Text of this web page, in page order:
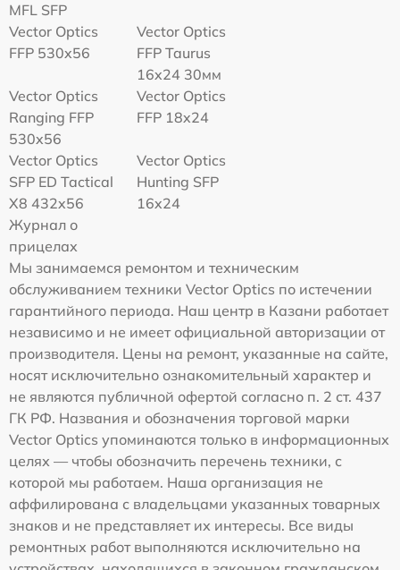
MFL SFP
Vector Optics
FFP 530x56
Vector Optics
FFP Taurus
16x24 30мм
Vector Optics
Ranging FFP
530x56
Vector Optics
FFP 18x24
Vector Optics
SFP ED Tactical
X8 432x56
Vector Optics
Hunting SFP
16x24
Журнал о
прицелах
Мы занимаемся ремонтом и техническим
обслуживанием техники Vector Optics по истечении
гарантийного периода. Наш центр в Казани работает
независимо и не имеет официальной авторизации от
производителя. Цены на ремонт, указанные на сайте,
носят исключительно ознакомительный характер и
не являются публичной офертой согласно п. 2 ст. 437
ГК РФ. Названия и обозначения торговой марки
Vector Optics упоминаются только в информационных
целях — чтобы обозначить перечень техники, с
которой мы работаем. Наша организация не
аффилирована с владельцами указанных товарных
знаков и не представляет их интересы. Все виды
ремонтных работ выполняются исключительно на